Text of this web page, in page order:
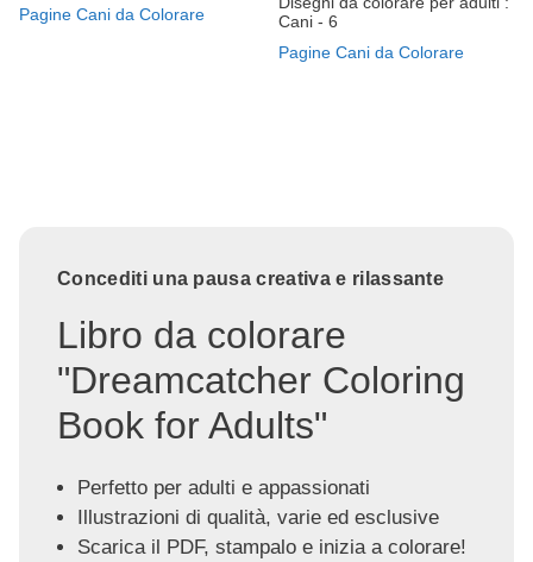
Pagine Cani da Colorare
Cani - 6
Pagine Cani da Colorare
Concediti una pausa creativa e rilassante
Libro da colorare
"Dreamcatcher Coloring
Book for Adults"
Perfetto per adulti e appassionati
Illustrazioni di qualità, varie ed esclusive
Scarica il PDF, stampalo e inizia a colorare!